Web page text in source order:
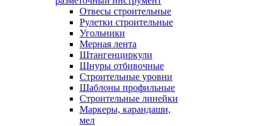
Отвесы строительные
Рулетки строительные
Угольники
Мерная лента
Штангенциркули
Шнуры отбивочные
Строительные уровни
Шаблоны профильные
Строительные линейки
Маркеры, карандаши,
мел